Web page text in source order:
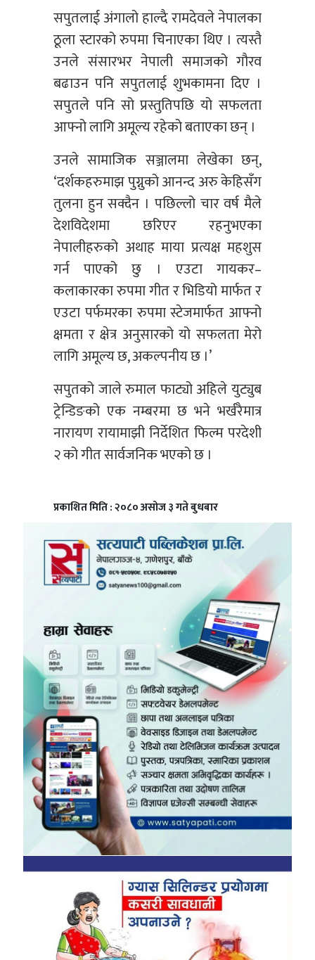
सपुतलाई अंगालो हाल्दै रामदेवले नेपालका
ठूला स्टारको रुपमा चिनाएका थिए । त्यस्तै
उनले संसारभर नेपाली समाजको गौरव
बढाउन पनि सपुतलाई शुभकामना दिए ।
सपुतले पनि सो प्रस्तुतिपछि यो सफलता
आफ्नो लागि अमूल्य रहेको बताएका छन् ।
उनले सामाजिक सञ्जालमा लेखेका छन्,
‘दर्शकहरुमाझ पुग्नुको आनन्द अरु केहिसँग
तुलना हुन सक्दैन । पछिल्लो चार वर्ष मैले
देशविदेशमा छरिएर रहनुभएका
नेपालीहरुको अथाह माया प्रत्यक्ष महशुस
गर्न पाएको छु । एउटा गायकर–
कलाकारका रुपमा गीत र भिडियो मार्फत र
एउटा पर्फमरका रुपमा स्टेजमार्फत आफ्नो
क्षमता र क्षेत्र अनुसारको यो सफलता मेरो
लागि अमूल्य छ, अकल्पनीय छ ।’
सपुतको जाले रुमाल फाट्यो अहिले युट्युब
ट्रेन्डिङको एक नम्बरमा छ भने भर्खरैमात्र
नारायण रायामाझी निर्देशित फिल्म परदेशी
२ को गीत सार्वजनिक भएको छ ।
प्रकाशित मिति : २०८० असोज ३ गते बुधबार